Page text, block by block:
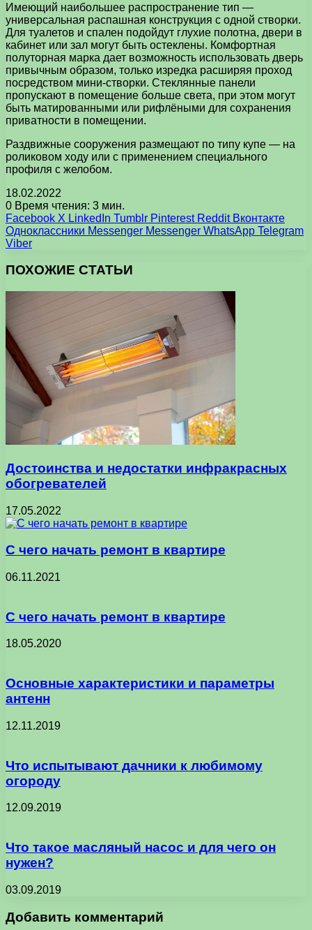
Имеющий наибольшее распространение тип —
универсальная распашная конструкция с одной створки.
Для туалетов и спален подойдут глухие полотна, двери в
кабинет или зал могут быть остеклены. Комфортная
полуторная марка дает возможность использовать дверь
привычным образом, только изредка расширяя проход
посредством мини-створки. Стеклянные панели
пропускают в помещение больше света, при этом могут
быть матированными или рифлёными для сохранения
приватности в помещении.
Раздвижные сооружения размещают по типу купе — на
роликовом ходу или с применением специального
профиля с желобом.
18.02.2022
0 Время чтения: 3 мин.
Facebook X LinkedIn Tumblr Pinterest Reddit Вконтакте
Одноклассники Messenger Messenger WhatsApp Telegram
Viber
ПОХОЖИЕ СТАТЬИ
Достоинства и недостатки инфракрасных
обогревателей
17.05.2022
С чего начать ремонт в квартире
06.11.2021
С чего начать ремонт в квартире
18.05.2020
Основные характеристики и параметры
антенн
12.11.2019
Что испытывают дачники к любимому
огороду
12.09.2019
Что такое масляный насос и для чего он
нужен?
03.09.2019
Добавить комментарий